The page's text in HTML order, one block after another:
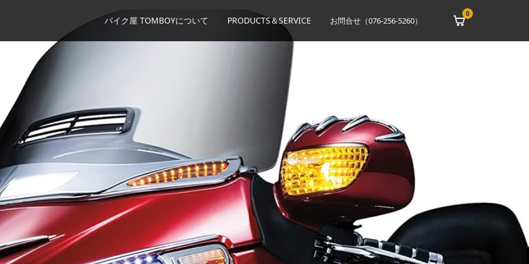
バイク屋 TOMBOYについて PRODUCTS＆SERVICE お問合せ（076-256-5260）
0